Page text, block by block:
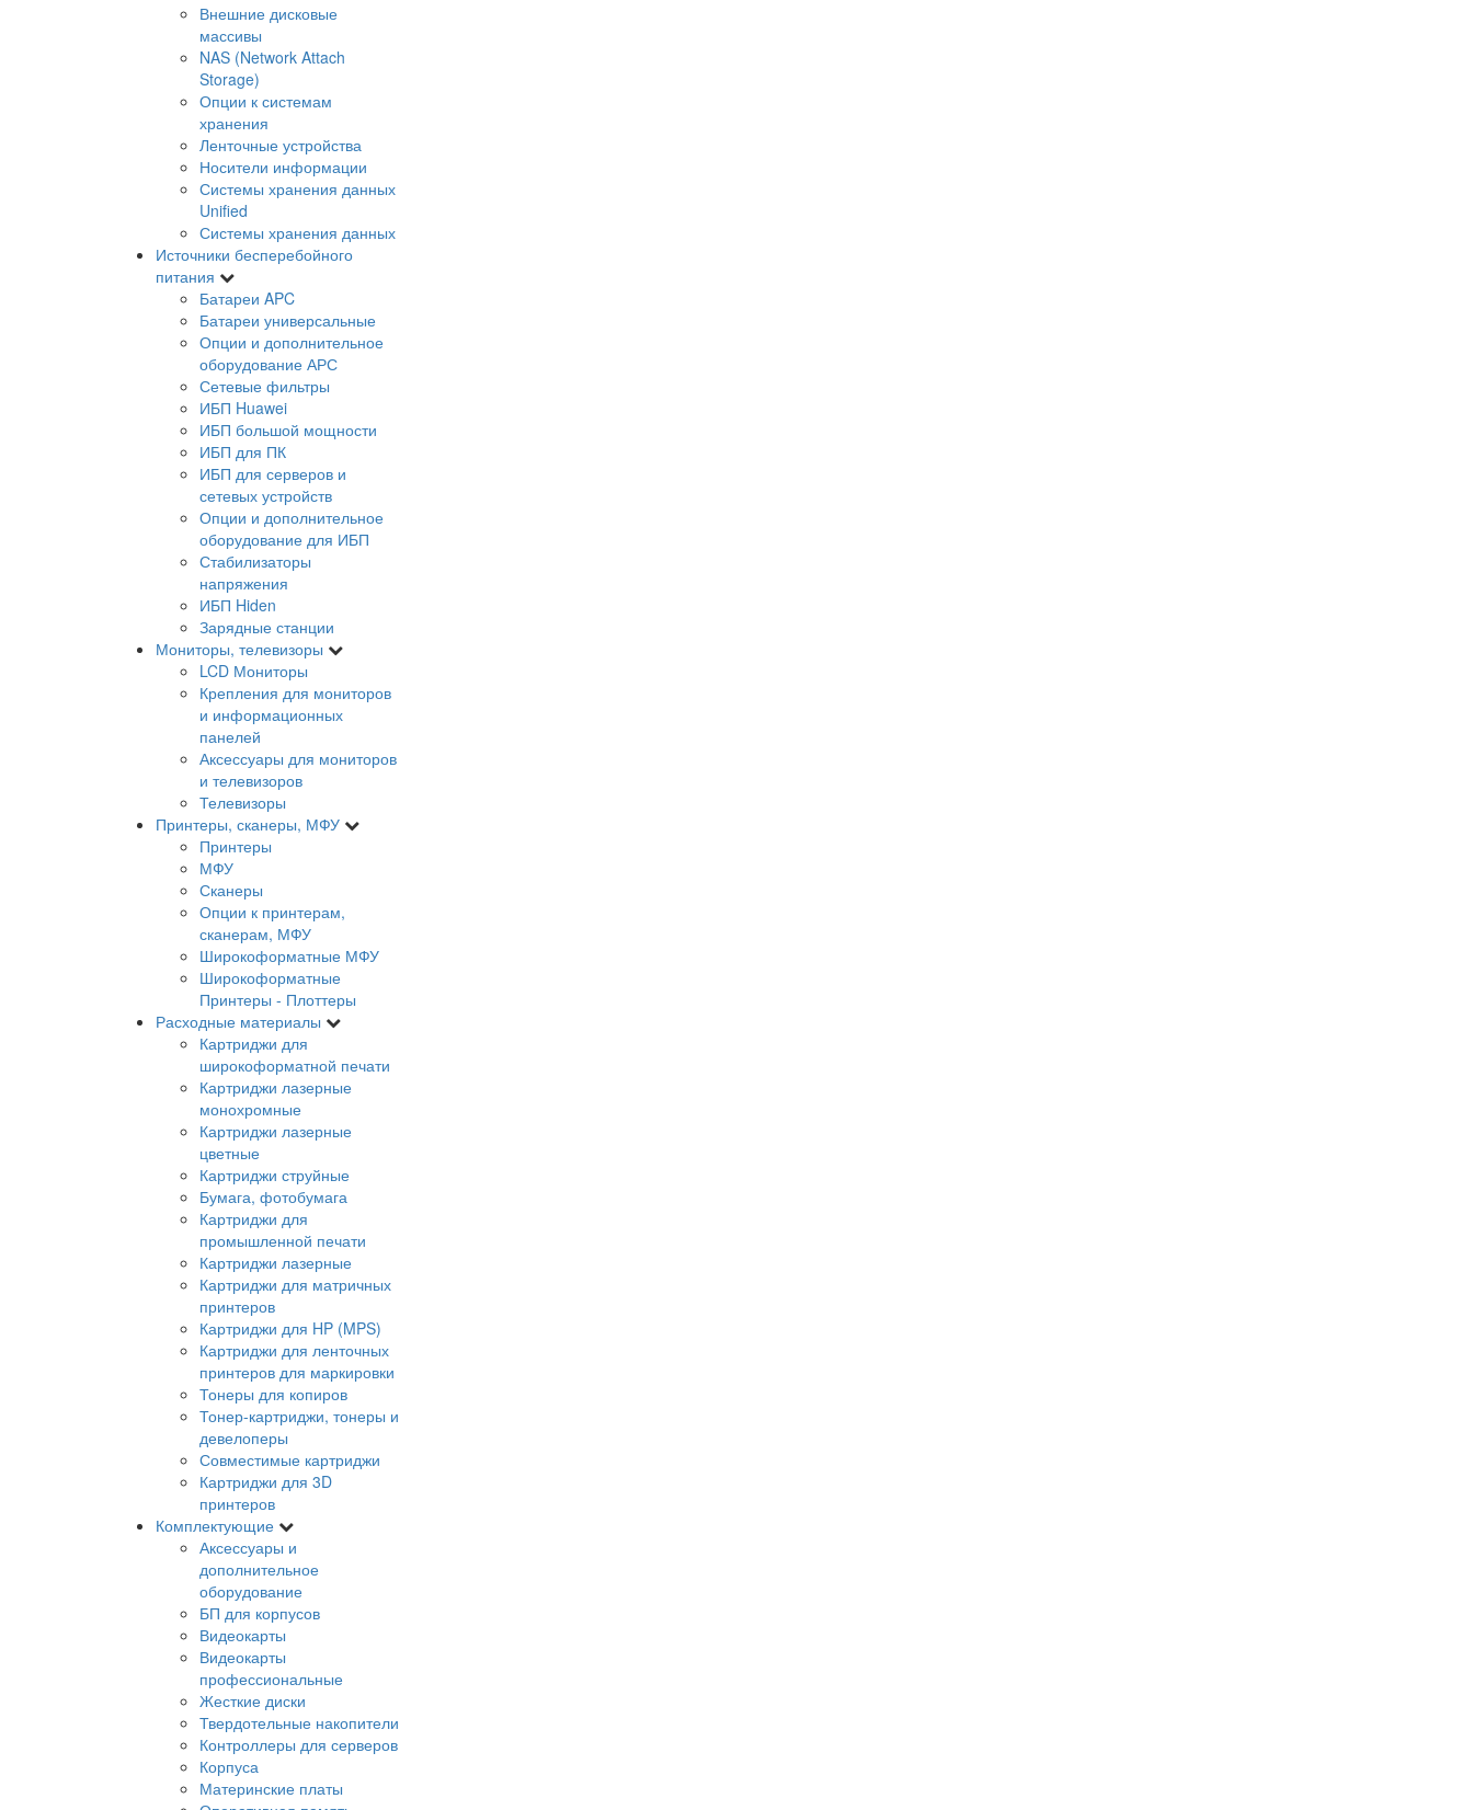
Внешние дисковые
массивы
NAS (Network Attach
Storage)
Опции к системам
хранения
Ленточные устройства
Носители информации
Системы хранения данных
Unified
Системы хранения данных
Источники бесперебойного
питания
Батареи APC
Батареи универсальные
Опции и дополнительное
оборудование АРС
Сетевые фильтры
ИБП Huawei
ИБП большой мощности
ИБП для ПК
ИБП для серверов и
сетевых устройств
Опции и дополнительное
оборудование для ИБП
Стабилизаторы
напряжения
ИБП Hiden
Зарядные станции
Мониторы, телевизоры
LCD Мониторы
Крепления для мониторов
и информационных
панелей
Аксессуары для мониторов
и телевизоров
Телевизоры
Принтеры, сканеры, МФУ
Принтеры
МФУ
Сканеры
Опции к принтерам,
сканерам, МФУ
Широкоформатные МФУ
Широкоформатные
Принтеры - Плоттеры
Расходные материалы
Картриджи для
широкоформатной печати
Картриджи лазерные
монохромные
Картриджи лазерные
цветные
Картриджи струйные
Бумага, фотобумага
Картриджи для
промышленной печати
Картриджи лазерные
Картриджи для матричных
принтеров
Картриджи для HP (MPS)
Картриджи для ленточных
принтеров для маркировки
Тонеры для копиров
Тонер-картриджи, тонеры и
девелоперы
Совместимые картриджи
Картриджи для 3D
принтеров
Комплектующие
Аксессуары и
дополнительное
оборудование
БП для корпусов
Видеокарты
Видеокарты
профессиональные
Жесткие диски
Твердотельные накопители
Контроллеры для серверов
Корпуса
Материнские платы